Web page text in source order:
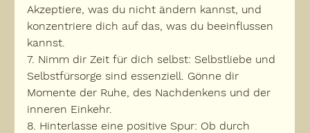
Akzeptiere, was du nicht ändern kannst, und
konzentriere dich auf das, was du beeinflussen
kannst.
7. Nimm dir Zeit für dich selbst: Selbstliebe und
Selbstfürsorge sind essenziell. Gönne dir
Momente der Ruhe, des Nachdenkens und der
inneren Einkehr.
8. Hinterlasse eine positive Spur: Ob durch